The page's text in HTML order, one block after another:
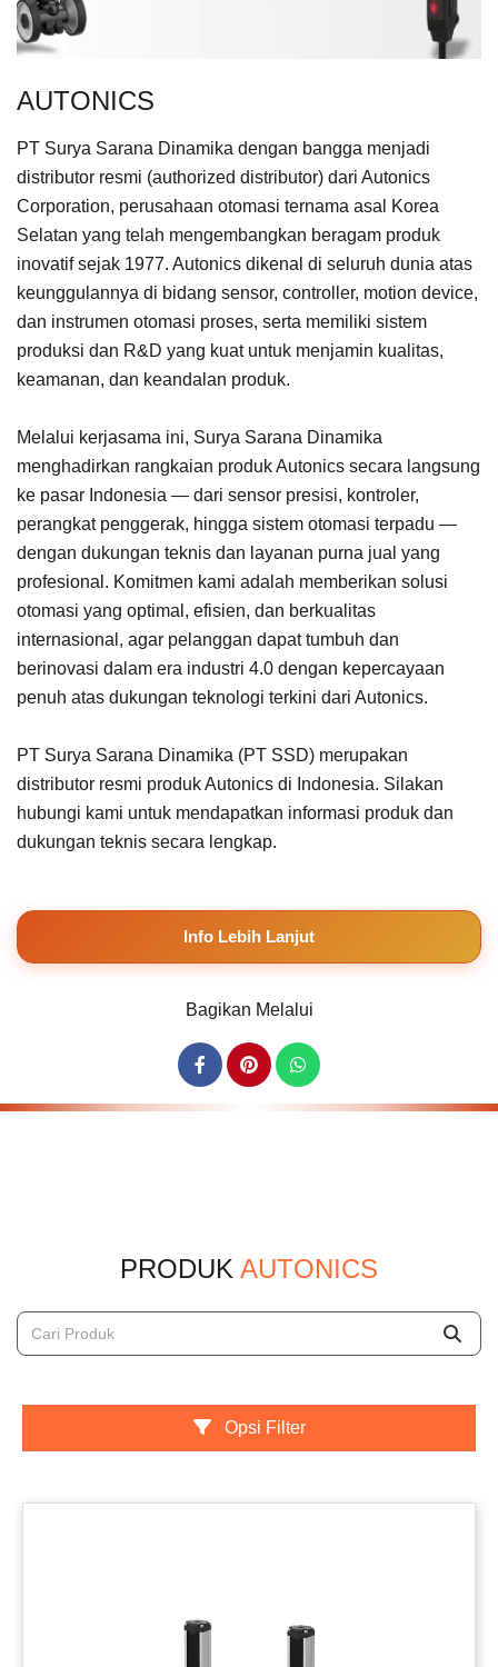
AUTONICS
PT Surya Sarana Dinamika dengan bangga menjadi
distributor resmi (authorized distributor) dari Autonics
Corporation, perusahaan otomasi ternama asal Korea
Selatan yang telah mengembangkan beragam produk
inovatif sejak 1977. Autonics dikenal di seluruh dunia atas
keunggulannya di bidang sensor, controller, motion device,
dan instrumen otomasi proses, serta memiliki sistem
produksi dan R&D yang kuat untuk menjamin kualitas,
keamanan, dan keandalan produk.
Melalui kerjasama ini, Surya Sarana Dinamika
menghadirkan rangkaian produk Autonics secara langsung
ke pasar Indonesia — dari sensor presisi, kontroler,
perangkat penggerak, hingga sistem otomasi terpadu —
dengan dukungan teknis dan layanan purna jual yang
profesional. Komitmen kami adalah memberikan solusi
otomasi yang optimal, efisien, dan berkualitas
internasional, agar pelanggan dapat tumbuh dan
berinovasi dalam era industri 4.0 dengan kepercayaan
penuh atas dukungan teknologi terkini dari Autonics.
PT Surya Sarana Dinamika (PT SSD) merupakan
distributor resmi produk Autonics di Indonesia. Silakan
hubungi kami untuk mendapatkan informasi produk dan
dukungan teknis secara lengkap.
Info Lebih Lanjut
Bagikan Melalui
PRODUK AUTONICS
Opsi Filter